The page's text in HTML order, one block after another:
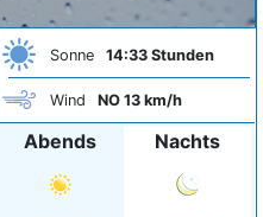
Sonne 14:33 Stunden
Wind NO 13 km/h
Abends Nachts